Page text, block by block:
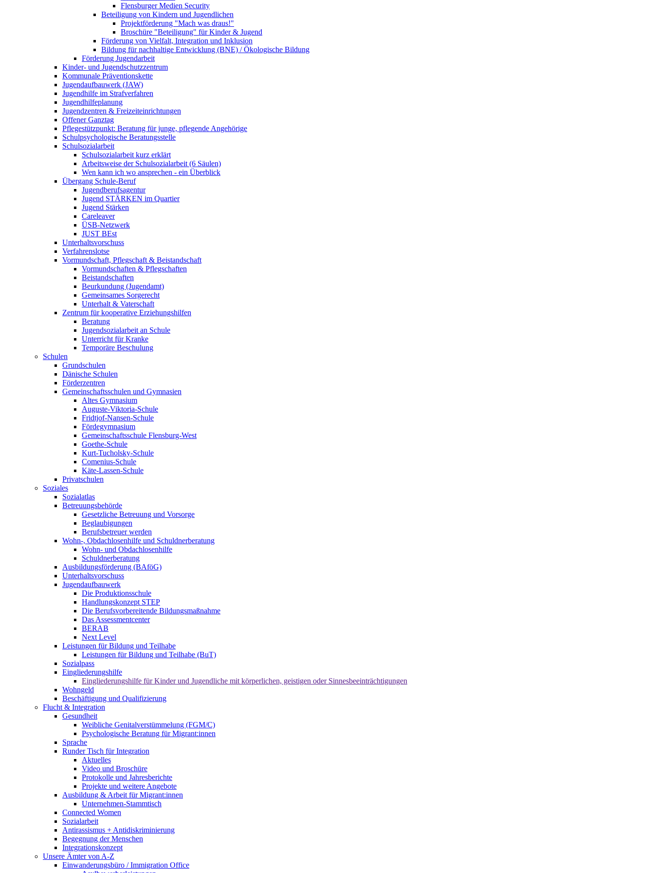
Flensburger Medien Security
Beteiligung von Kindern und Jugendlichen
Projektförderung "Mach was draus!"
Broschüre "Beteiligung" für Kinder & Jugend
Förderung von Vielfalt, Integration und Inklusion
Bildung für nachhaltige Entwicklung (BNE) / Ökologische Bildung
Förderung Jugendarbeit
Kinder- und Jugendschutzzentrum
Kommunale Präventionskette
Jugendaufbauwerk (JAW)
Jugendhilfe im Strafverfahren
Jugendhilfeplanung
Jugendzentren & Freizeiteinrichtungen
Offener Ganztag
Pflegestützpunkt: Beratung für junge, pflegende Angehörige
Schulpsychologische Beratungsstelle
Schulsozialarbeit
Schulsozialarbeit kurz erklärt
Arbeitsweise der Schulsozialarbeit (6 Säulen)
Wen kann ich wo ansprechen - ein Überblick
Übergang Schule-Beruf
Jugendberufsagentur
Jugend STÄRKEN im Quartier
Jugend Stärken
Careleaver
ÜSB-Netzwerk
JUST BEst
Unterhaltsvorschuss
Verfahrenslotse
Vormundschaft, Pflegschaft & Beistandschaft
Vormundschaften & Pflegschaften
Beistandschaften
Beurkundung (Jugendamt)
Gemeinsames Sorgerecht
Unterhalt & Vaterschaft
Zentrum für kooperative Erziehungshilfen
Beratung
Jugendsozialarbeit an Schule
Unterricht für Kranke
Temporäre Beschulung
Schulen
Grundschulen
Dänische Schulen
Förderzentren
Gemeinschaftsschulen und Gymnasien
Altes Gymnasium
Auguste-Viktoria-Schule
Fridtjof-Nansen-Schule
Fördegymnasium
Gemeinschaftsschule Flensburg-West
Goethe-Schule
Kurt-Tucholsky-Schule
Comenius-Schule
Käte-Lassen-Schule
Privatschulen
Soziales
Sozialatlas
Betreuungsbehörde
Gesetzliche Betreuung und Vorsorge
Beglaubigungen
Berufsbetreuer werden
Wohn-, Obdachlosenhilfe und Schuldnerberatung
Wohn- und Obdachlosenhilfe
Schuldnerberatung
Ausbildungsförderung (BAföG)
Unterhaltsvorschuss
Jugendaufbauwerk
Die Produktionsschule
Handlungskonzept STEP
Die Berufsvorbereitende Bildungsmaßnahme
Das Assessmentcenter
BERAB
Next Level
Leistungen für Bildung und Teilhabe
Leistungen für Bildung und Teilhabe (BuT)
Sozialpass
Eingliederungshilfe
Eingliederungshilfe für Kinder und Jugendliche mit körperlichen, geistigen oder Sinnesbeeinträchtigungen
Wohngeld
Beschäftigung und Qualifizierung
Flucht & Integration
Gesundheit
Weibliche Genitalverstümmelung (FGM/C)
Psychologische Beratung für Migrant:innen
Sprache
Runder Tisch für Integration
Aktuelles
Video und Broschüre
Protokolle und Jahresberichte
Projekte und weitere Angebote
Ausbildung & Arbeit für Migrant:innen
Unternehmen-Stammtisch
Connected Women
Sozialarbeit
Antirassismus + Antidiskriminierung
Begegnung der Menschen
Integrationskonzept
Unsere Ämter von A-Z
Einwanderungsbüro / Immigration Office